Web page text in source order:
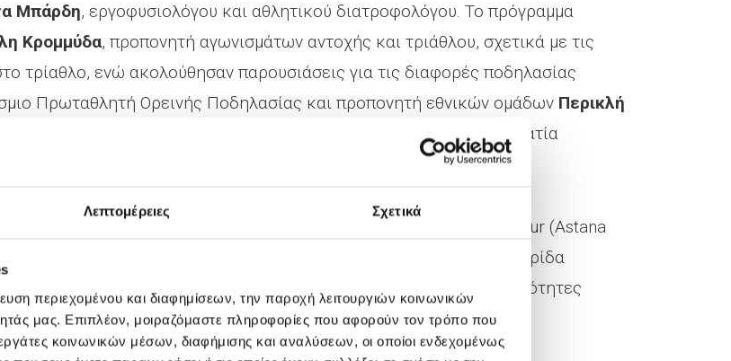
Λεπτομέρειες Σχετικά
περιεχομένου και διαφημίσεων, την παροχή λειτουργιών κοινωνικών
μας. Επιπλέον, μοιραζόμαστε πληροφορίες που αφορούν τον τρόπο που
κοινωνικών μέσων, διαφήμισης και αναλύσεων, οι οποίοι ενδεχομένως
Μπάρδη, εργοφυσιολόγου και αθλητικού διατροφολόγου. Το πρόγραμμα
Κρομμύδα, προπονητή αγωνισμάτων αντοχής και τριάθλου, σχετικά με τις
τρίαθλο, ενώ ακολούθησαν παρουσιάσεις για τις διαφορές ποδηλασίας
Πρωταθλητή Ορεινής Ποδηλασίας και προπονητή εθνικών ομάδων Περικλή
της επαγγελματικής ποδηλασίας δρόμου από τον πρώην επαγγελματία
, εκ των κορυφαίων προπονητών World Tour (Astana
με θέμα την περίπτωση του Mark Cavendish, ενώ η ημερίδα
νοητικής κόπωσης στην επίδοση των ποδηλατών και τις δυνατότητες
Αργυρώ ΖηκούληκαιΑνδρονίκη Μπλιάτσιου.